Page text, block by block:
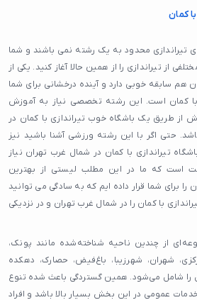
کمان
تیراندازی محدود به یک رشته نمی باشند و شما
از تیراندازی را از همین حالا آغاز کنید. یکی از
هم سابقه خوبی دارد و آینده درخشانی برای شما
با کمان است. این رشته تخصصی نیاز به آموزش
از طریق یک باشگاه خوب تیراندازی با کمان در
حتی اگر با این رشته ورزشی آشنا باشید نیز
تیراندازی با کمان در شمال غرب تهران نیاز
است که ما در این مطلب لیستی از بهترین
را برای شما قرار داده ایم که به سادگی می توانید
با کمان را در شمال غرب تهران و در نزدیکی
از چندین ناحیه شناخته‌شده مانند پونک،
شهران، شهرزیبا، باغ‌فیض، حصارک، دهکده
را شامل می‌شود. همین گستردگی باعث شده تنوع
عمومی در این بخش بسیار بالا باشد و افراد